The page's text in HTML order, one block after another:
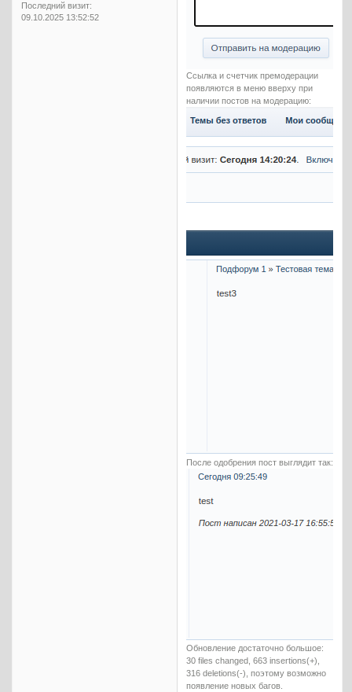
Последний визит:
09.10.2025 13:52:52
Ссылка и счетчик премодерации
появляются в меню вверху при
наличии постов на модерацию:
После одобрения пост выглядит так:
Обновление достаточно большое:
30 files changed, 663 insertions(+),
316 deletions(-), поэтому возможно
появление новых багов.